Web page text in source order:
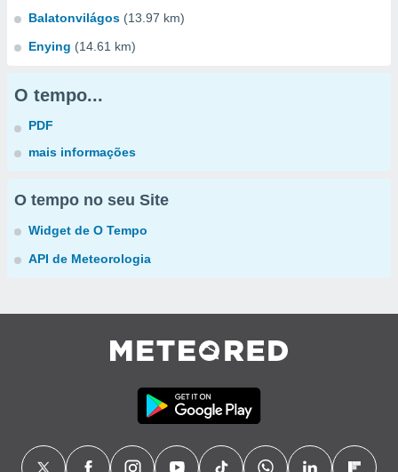
Balatonvilágos (13.97 km)
Enying (14.61 km)
O tempo...
PDF
mais informações
O tempo no seu Site
Widget de O Tempo
API de Meteorologia